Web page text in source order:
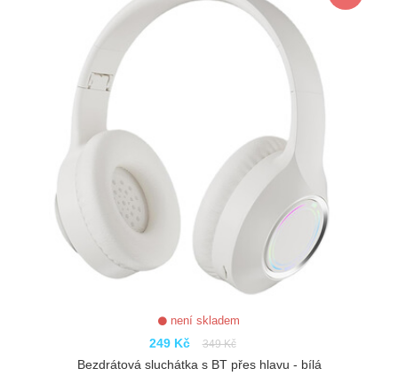
není skladem
249 Kč 349 Kč
Bezdrátová sluchátka s BT přes hlavu - bílá